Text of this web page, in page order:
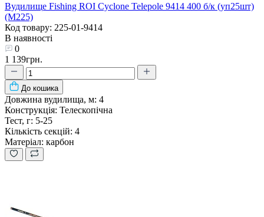
Вудилище Fishing ROI Cyclone Telepole 9414 400 б/к (уп25шт)
(M225)
Код товару: 225-01-9414
В наявності
0
1 139грн.
До кошика
Довжина вудилища, м: 4
Конструкція: Телескопічна
Тест, г: 5-25
Кількість секцій: 4
Матеріал: карбон